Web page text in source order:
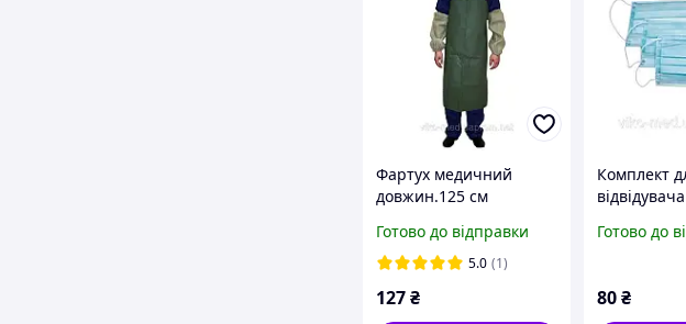
Фартух медичний
довжин.125 см
нестерильн., ТК
Готово до відправки
5.0 (1)
127₴
Комплект
Готово до
80₴